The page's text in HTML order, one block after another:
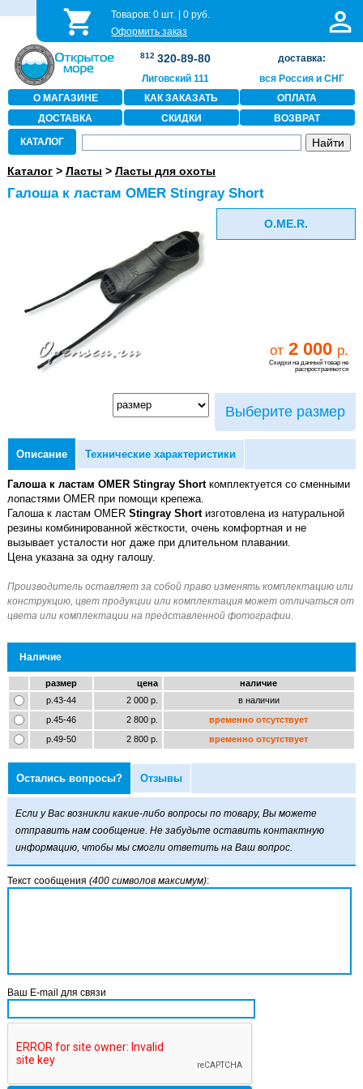
Товаров:0 шт. |0 руб.
Оформить заказ
812 320-89-80
Лиговский 111
доставка:
вся Россия и СНГ
О МАГАЗИНЕ
КАК ЗАКАЗАТЬ
ОПЛАТА
ДОСТАВКА
СКИДКИ ВОЗВРАТ
КАТАЛОГ
Каталог> Ласты > Ласты для охоты
Галоша к ластам OMER Stingray Short
O.ME.R.
от 2 000 р.
Скидки на данный товар не
распространяются
Выберите размер
Описание Технические характеристики
Галоша к ластам OMER Stingray Shortкомплектуется со сменными
лопастями OMER при помощи крепежа.
Галоша к ластам OMER Stingray Shortизготовлена из натуральной
резины комбинированной жёсткости, очень комфортная и не
вызывает усталости ног даже при длительном плавании.
Цена указана за одну галошу.
Наличие
размер цена
наличие
р.43-44
2 000 р.
в наличии
р.45-46
2 800 р.
временно отсутствует
р.49-50
2 800 р. временно отсутствует
Остались вопросы? Отзывы
Если у Вас возникли какие-либо вопросы по товару, Вы можете
отправить нам сообщение. Не забудьте оставить контактную
информацию, чтобы мы смогли ответить на Ваш вопрос.
Текст сообщения (400 символов максимум):
Ваш E-mail для связи